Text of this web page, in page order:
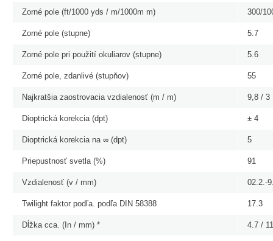
Zorné pole (ft/1000 yds / m/1000m m) 300/
Zorné pole (stupne) 5.7
Zorné pole pri použití okuliarov (stupne) 5.6
Zorné pole, zdanlivé (stupňov) 55
Najkratšia zaostrovacia vzdialenosť (m / m) 9,8 / 3
Dioptrická korekcia (dpt) ± 4
Dioptrická korekcia na ∞ (dpt) 5
Priepustnosť svetla (%) 91
Vzdialenosť (v / mm) 02.2.-
Twilight faktor podľa. podľa DIN 58388 17.3
Dĺžka cca. (In / mm) * 4.7 /